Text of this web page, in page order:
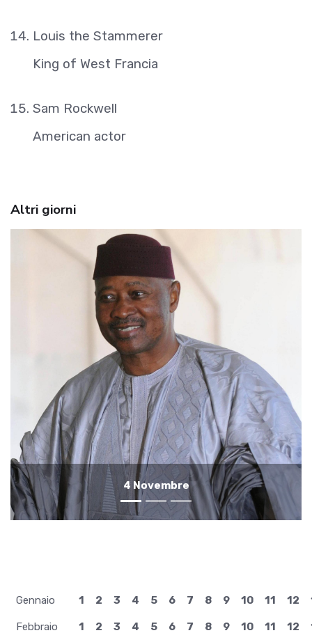
Louis the Stammerer
King of West Francia
Sam Rockwell
American actor
Altri giorni
3 Novembre
Gennaio 1 2 3 4 5 6 7 8 9 10 11 12
Febbraio 1 2 3 4 5 6 7 8 9 10 11 12